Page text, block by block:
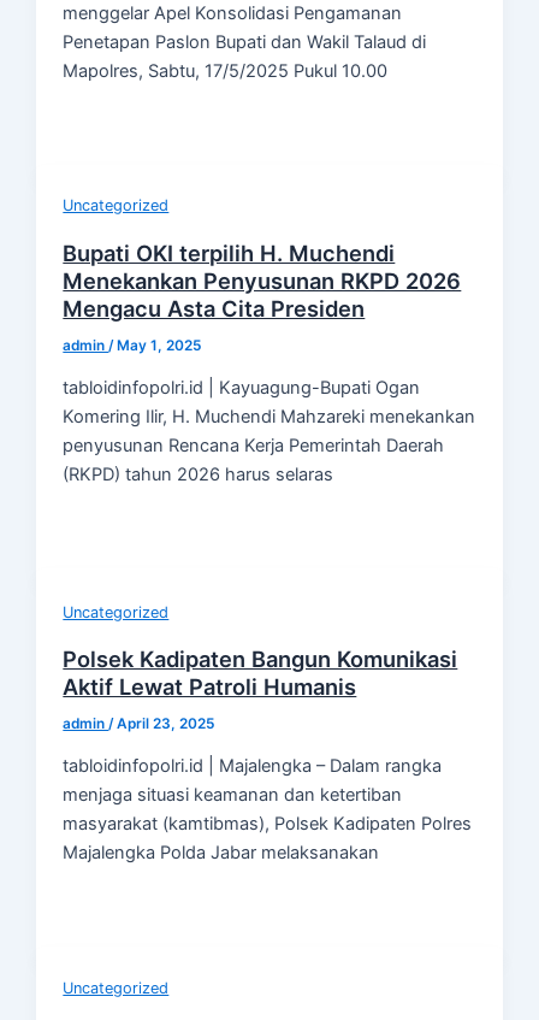
menggelar Apel Konsolidasi Pengamanan
Penetapan Paslon Bupati dan Wakil Talaud di
Mapolres, Sabtu, 17/5/2025 Pukul 10.00
Uncategorized
Bupati OKI terpilih H. Muchendi
Menekankan Penyusunan RKPD 2026
Mengacu Asta Cita Presiden
admin /May 1, 2025
tabloidinfopolri.id | Kayuagung-Bupati Ogan
Komering Ilir, H. Muchendi Mahzareki menekankan
penyusunan Rencana Kerja Pemerintah Daerah
(RKPD) tahun 2026 harus selaras
Uncategorized
Polsek Kadipaten Bangun Komunikasi
Aktif Lewat Patroli Humanis
admin/April 23, 2025
tabloidinfopolri.id | Majalengka – Dalam rangka
menjaga situasi keamanan dan ketertiban
masyarakat (kamtibmas), Polsek Kadipaten Polres
Majalengka Polda Jabar melaksanakan
Uncategorized